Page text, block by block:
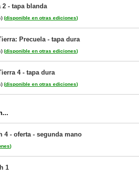
- tapa blanda
(disponible en otras ediciones)
Precuela - tapa dura
(disponible en otras ediciones)
4 - tapa dura
(disponible en otras ediciones)
4 - oferta - segunda mano
)
1